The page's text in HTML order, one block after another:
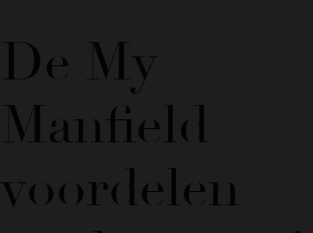
De My
Manfield
voordelen